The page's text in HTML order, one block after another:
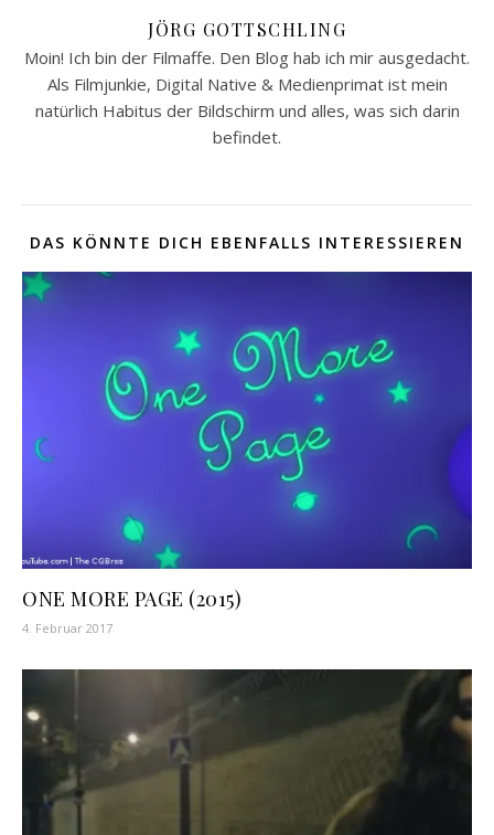
JÖRG GOTTSCHLING
Moin! Ich bin der Filmaffe. Den Blog hab ich mir ausgedacht.
Als Filmjunkie, Digital Native & Medienprimat ist mein
natürlich Habitus der Bildschirm und alles, was sich darin
befindet.
DAS KÖNNTE DICH EBENFALLS INTERESSIEREN
ONE MORE PAGE (2015)
4. Februar 2017